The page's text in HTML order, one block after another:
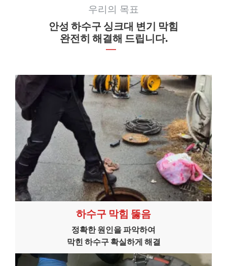
우리의 목표
안성 하수구 싱크대 변기 막힘
완전히 해결해 드립니다.
하수구 막힘 뚫음
정확한 원인을 파악하여
막힌 하수구 확실하게 해결